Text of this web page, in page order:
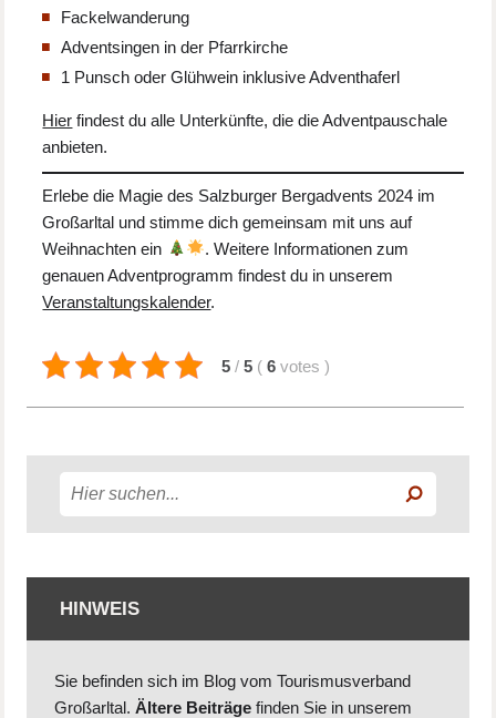
Fackelwanderung
Adventsingen in der Pfarrkirche
1 Punsch oder Glühwein inklusive Adventhaferl
Hier findest du alle Unterkünfte, die die Adventpauschale
anbieten.
Erlebe die Magie des Salzburger Bergadvents 2024 im
Großarltal und stimme dich gemeinsam mit uns auf
Weihnachten ein
. Weitere Informationen zum
genauen Adventprogramm findest du in unserem
Veranstaltungskalender.
5 / 5 ( 6 votes)
HINWEIS
Sie befinden sich im Blog vom Tourismusverband
Großarltal.Ältere Beiträge finden Sie in unserem